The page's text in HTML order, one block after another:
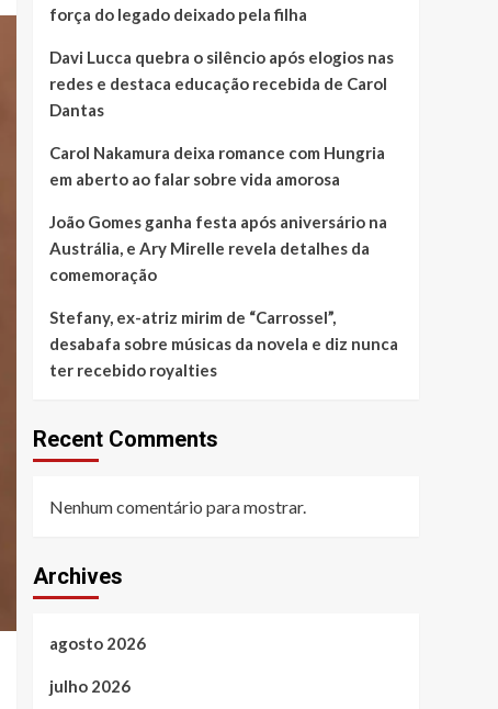
força do legado deixado pela filha
Davi Lucca quebra o silêncio após elogios nas
redes e destaca educação recebida de Carol
Dantas
Carol Nakamura deixa romance com Hungria
em aberto ao falar sobre vida amorosa
João Gomes ganha festa após aniversário na
Austrália, e Ary Mirelle revela detalhes da
comemoração
Stefany, ex-atriz mirim de “Carrossel”,
desabafa sobre músicas da novela e diz nunca
ter recebido royalties
Recent Comments
Nenhum comentário para mostrar.
Archives
agosto 2026
julho 2026